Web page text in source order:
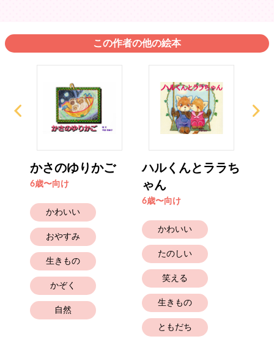
この作者の他の絵本
かさのゆりかご
6歳〜向け
かわいい
おやすみ
生きもの
かぞく
自然
ハルくんとララち
ゃん
6歳〜向け
かわいい
たのしい
笑える
生きもの
ともだち